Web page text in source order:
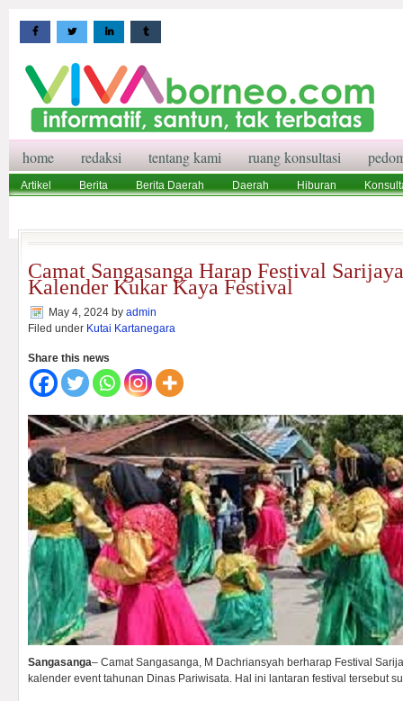
home redaksi tentang kami ruang konsultasi
Artikel Berita Berita Daerah Daerah Hiburan
Camat Sangasanga Harap Festival
Kalender Kukar Kaya Festival
May 4, 2024 by admin
Filed under Kutai Kartanegara
Share this news
Sangasanga– Camat Sangasanga, M Dachriansyah berharap Festival
kalender event tahunan Dinas Pariwisata. Hal ini lantaran festival tersebut